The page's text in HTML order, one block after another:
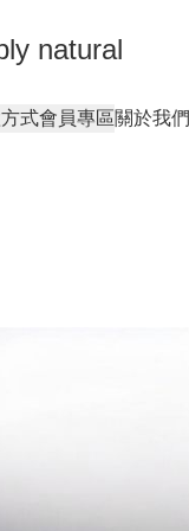
natural
式會員專區關於我們